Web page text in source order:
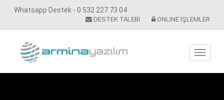
Whatsapp Destek - 0 532 227 73 04
DESTEK TALEBİ ONLINE İŞLEMLER